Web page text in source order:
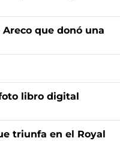
que donó una
libro digital
triunfa en el Royal